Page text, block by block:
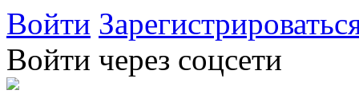
Войти
Войти через соцсети